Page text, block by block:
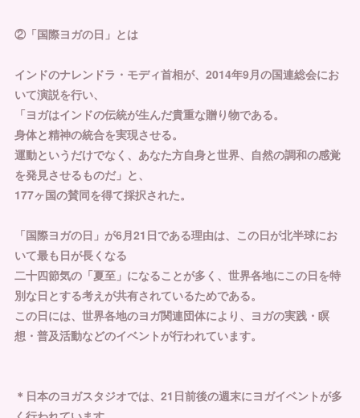
②「国際ヨガの日」とは
インドのナレンドラ・モディ首相が、2014年9月の国連総会にお
いて演説を行い、
「ヨガはインドの伝統が生んだ貴重な贈り物である。
身体と精神の統合を実現させる。
運動というだけでなく、あなた方自身と世界、自然の調和の感覚
を発見させるものだ」と、
177ヶ国の賛同を得て採択された。
「国際ヨガの日」が6月21日である理由は、この日が北半球にお
いて最も日が長くなる
二十四節気の「夏至」になることが多く、世界各地にこの日を特
別な日とする考えが共有されているためである。
この日には、世界各地のヨガ関連団体により、ヨガの実践・瞑
想・普及活動などのイベントが行われています。
＊日本のヨガスタジオでは、21日前後の週末にヨガイベントが多